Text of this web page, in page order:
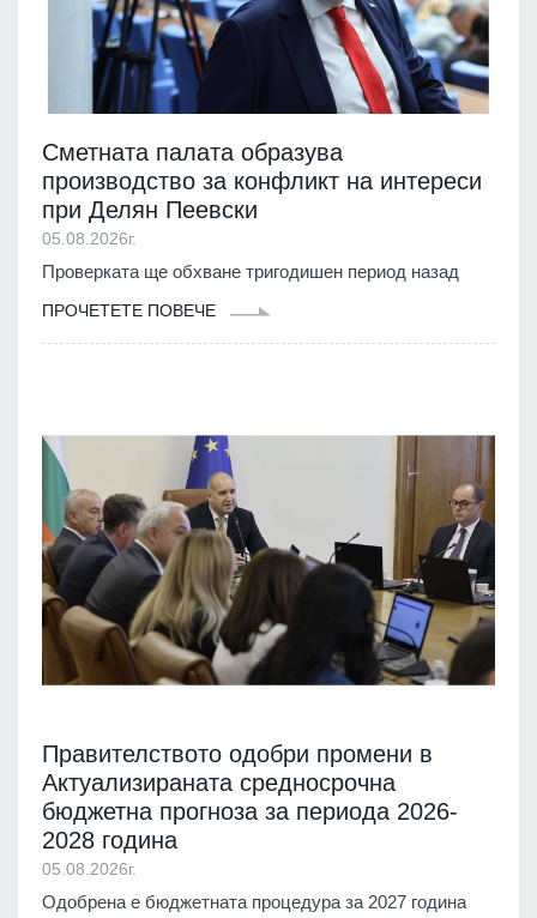
Сметната палата образува
производство за конфликт на интереси
при Делян Пеевски
05.08.2026г.
Проверката ще обхване тригодишен период назад
ПРОЧЕТЕТЕ ПОВЕЧЕ
Правителството одобри промени в
Актуализираната средносрочна
бюджетна прогноза за периода 2026-
2028 година
05.08.2026г.
Одобрена е бюджетната процедура за 2027 година